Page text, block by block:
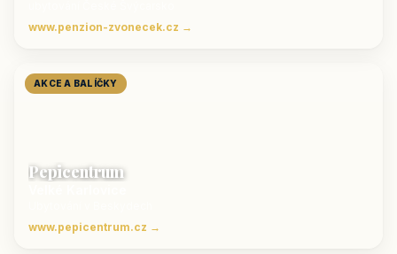
www.penzion-zvonecek.cz →
AKCE A BALÍČKY
Pepicentrum
www.pepicentrum.cz →